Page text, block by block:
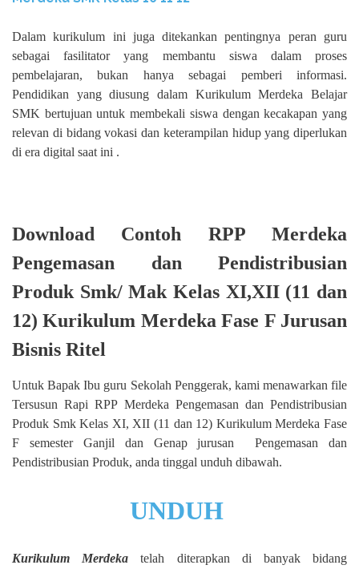
Dalam kurikulum ini juga ditekankan pentingnya peran guru
sebagai fasilitator yang membantu siswa dalam proses
pembelajaran, bukan hanya sebagai pemberi informasi.
Pendidikan yang diusung dalam Kurikulum Merdeka Belajar
SMK bertujuan untuk membekali siswa dengan kecakapan yang
relevan di bidang vokasi dan keterampilan hidup yang diperlukan
di era digital saat ini .
Download Contoh RPP Merdeka
Pengemasan dan Pendistribusian
Produk Smk/ Mak Kelas XI,XII (11 dan
12) Kurikulum Merdeka Fase F Jurusan
Bisnis Ritel
Untuk Bapak Ibu guru Sekolah Penggerak, kami menawarkan file
Tersusun Rapi RPP Merdeka Pengemasan dan Pendistribusian
Produk Smk Kelas XI, XII (11 dan 12) Kurikulum Merdeka Fase
F semester Ganjil dan Genap jurusan Pengemasan dan
Pendistribusian Produk, anda tinggal unduh dibawah.
UNDUH
Kurikulum Merdeka telah diterapkan di banyak bidang